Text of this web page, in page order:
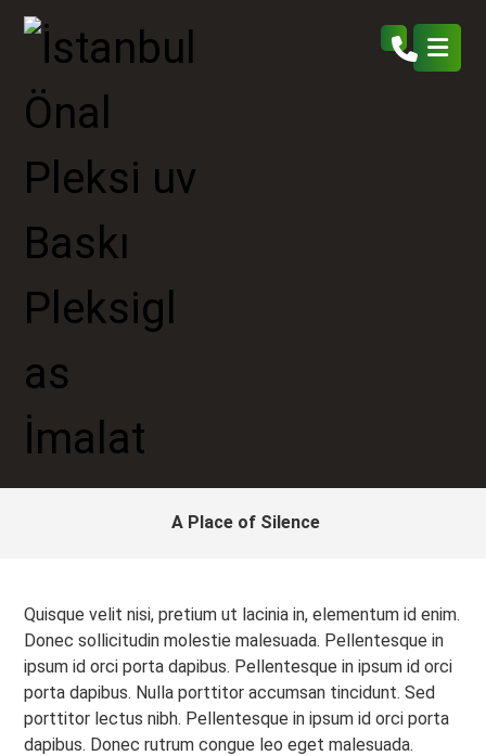
A Place of Silence
Quisque velit nisi, pretium ut lacinia in, elementum id enim.
Donec sollicitudin molestie malesuada. Pellentesque in
ipsum id orci porta dapibus. Pellentesque in ipsum id orci
porta dapibus. Nulla porttitor accumsan tincidunt. Sed
porttitor lectus nibh. Pellentesque in ipsum id orci porta
dapibus. Donec rutrum congue leo eget malesuada.